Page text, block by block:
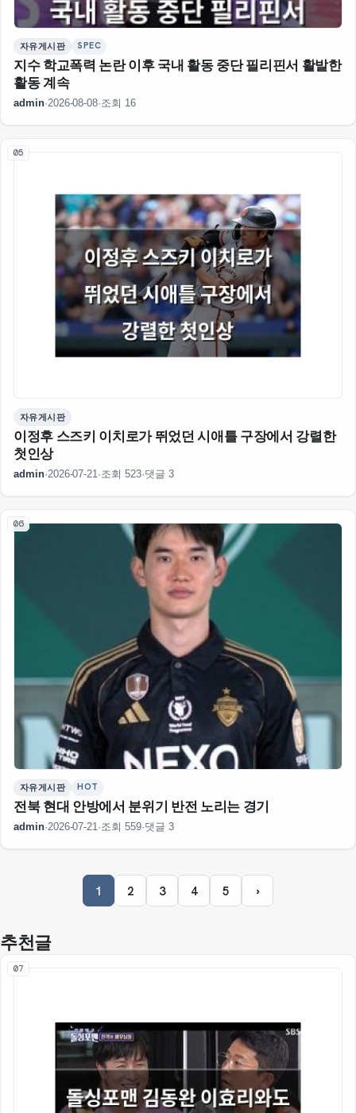
자유게시판 SPEC
지수 학교폭력 논란 이후 국내 활동 중단 필리핀서 활발한
활동 계속
admin·2026-08-08·조회 16
05
자유게시판
이정후 스즈키 이치로가 뛰었던 시애틀 구장에서 강렬한
첫인상
admin·2026-07-21 ·조회 523·댓글 3
06
자유게시판 HOT
전북 현대 안방에서 분위기 반전 노리는 경기
admin·2026-07-21·조회 559·댓글 3
1 2 3 4 5 ›
추천글
07